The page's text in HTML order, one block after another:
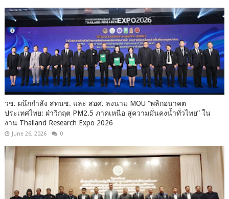
วช. ผนึกกำลัง สทนช. และ สอศ. ลงนาม MOU “พลิกอนาคต
ประเทศไทย: ฝ่าวิกฤต PM2.5 ภาคเหนือ สู่ความมั่นคงน้ำทั่วไทย” ใน
งาน Thailand Research Expo 2026
June 26, 2026 0